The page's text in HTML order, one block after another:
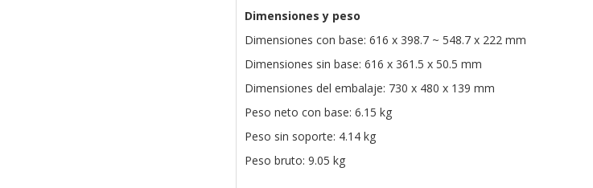
Dimensiones y peso
Dimensiones con base: 616 x 398.7 ~ 548.7 x 222 mm
Dimensiones sin base: 616 x 361.5 x 50.5 mm
Dimensiones del embalaje: 730 x 480 x 139 mm
Peso neto con base: 6.15 kg
Peso sin soporte: 4.14 kg
Peso bruto: 9.05 kg